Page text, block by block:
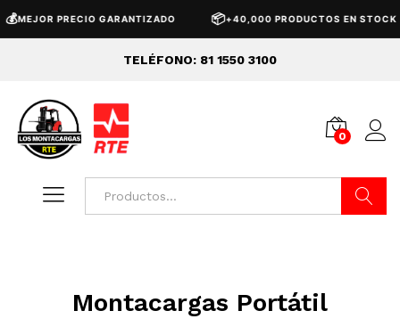
MEJOR PRECIO GARANTIZADO +40,000 PRODUCTOS EN STOCK
TELÉFONO: 81 1550 3100
0
Montacargas Portátil